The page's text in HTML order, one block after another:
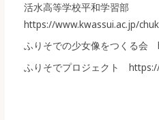
活水高等学校平和学習部
https://www.kwassui.ac.jp/
ふりそでの少女像をつくる
ふりそでプロジェクト